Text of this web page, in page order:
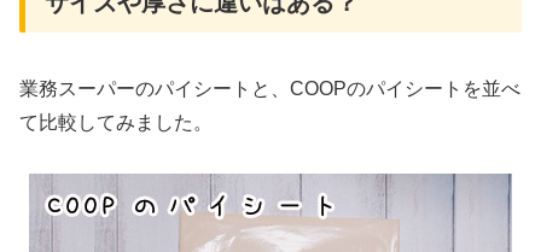
業務スーパーのパイシートと、COOPのパイシートを並べ
て比較してみました。